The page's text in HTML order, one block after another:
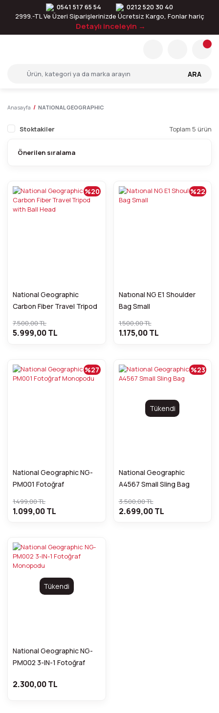
0541 517 65 54
0212 520 30 40
2999.-TL Ve Üzeri Siparişlerinizde Ücretsiz Kargo, Fonlar hariç
Detaylı inceleyin →
ARA
Anasayfa NATIONAL GEOGRAPHIC
Stoktakiler Toplam 5 ürün
National Geographic
Carbon Fiber Travel Tripod
%20
7.500,00 TL
5.999,00 TL
Natıonal NG E1 Shoulder
Bag Small
%22
1.500,00 TL
1.175,00 TL
National Geographic NG-
PM001 Fotoğraf
%27
1.499,00 TL
1.099,00 TL
Tükendi
National Geographic
A4567 Small Sling Bag
%23
3.500,00 TL
2.699,00 TL
Tükendi
National Geographic NG-
PM002 3-IN-1 Fotoğraf
2.300,00 TL